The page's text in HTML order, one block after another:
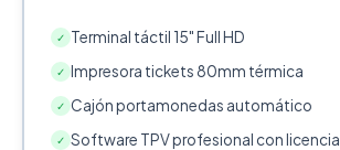
✓ Terminal táctil 15" Full HD
✓ Impresora tickets 80mm térmica
✓ Cajón portamonedas automático
✓ Software TPV profesional con licencia